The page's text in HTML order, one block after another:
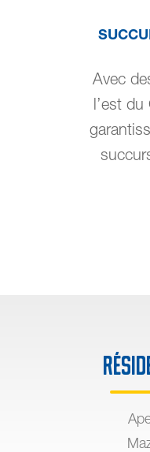
Avec
l’est